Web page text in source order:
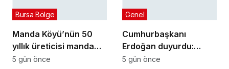
Manda Köyü’nün 50
yıllık üreticisi manda
sucuğu ve yoğurduyla
Bursa Bölge
5 gün önce
Cumhurbaşkanı
Erdoğan duyurdu:
Kiralık sosyal konut
Genel
5 gün önce